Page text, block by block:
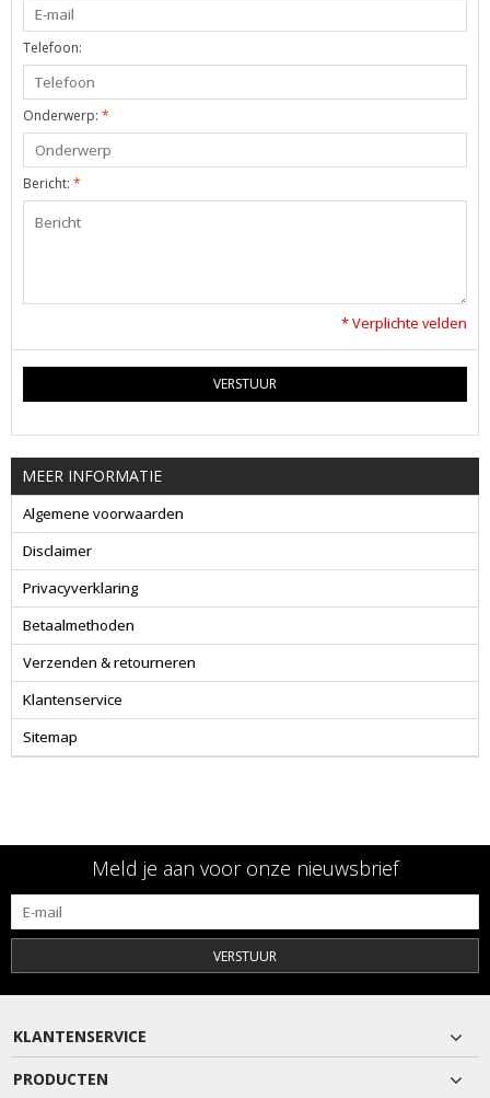
Telefoon:
Onderwerp: *
Bericht: *
* Verplichte velden
VERSTUUR
MEER INFORMATIE
Algemene voorwaarden
Disclaimer
Privacyverklaring
Betaalmethoden
Verzenden & retourneren
Klantenservice
Sitemap
Meld je aan voor onze nieuwsbrief
VERSTUUR
KLANTENSERVICE
PRODUCTEN